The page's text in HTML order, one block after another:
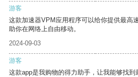
游客
这款加速器VPM应用程序可以给你提供最高
助你在网络上自由移动。
2024-09-03
游客
这款app是我购物的得力助手，让我能够找